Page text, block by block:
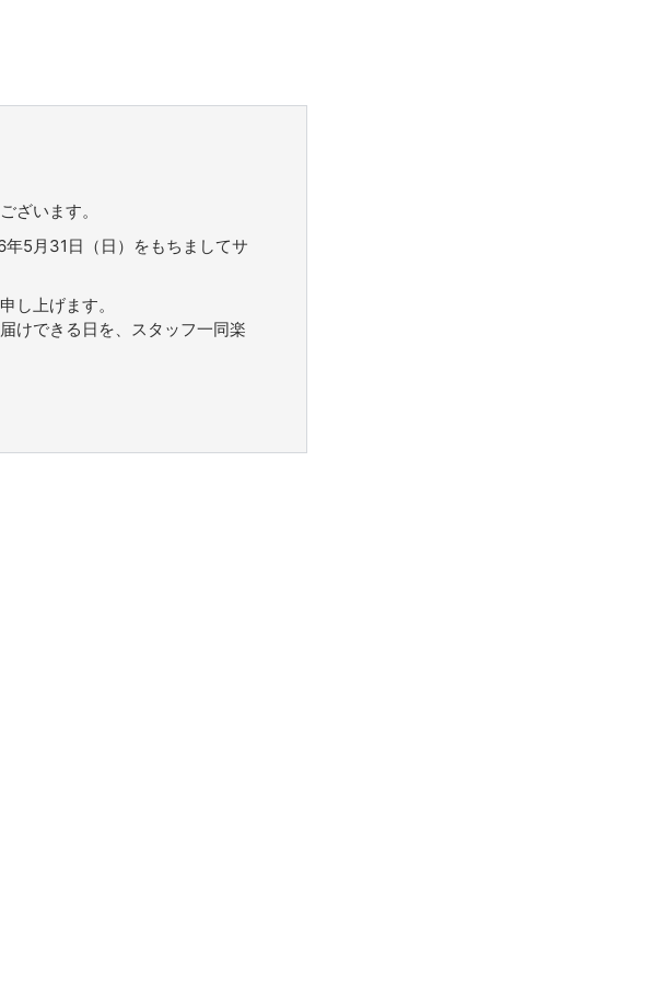
ざいます。
5月31日（日）をもちましてサ
し上げます。
けできる日を、スタッフ一同楽